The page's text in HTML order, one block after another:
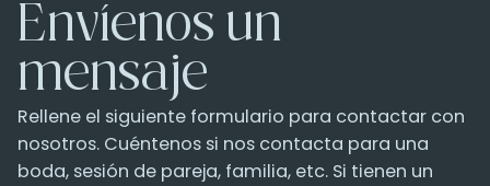
Envíenos un
mensaje
Rellene el siguiente formulario para contactar con
nosotros. Cuéntenos si nos contacta para una
boda, sesión de pareja, familia, etc. Si tienen un